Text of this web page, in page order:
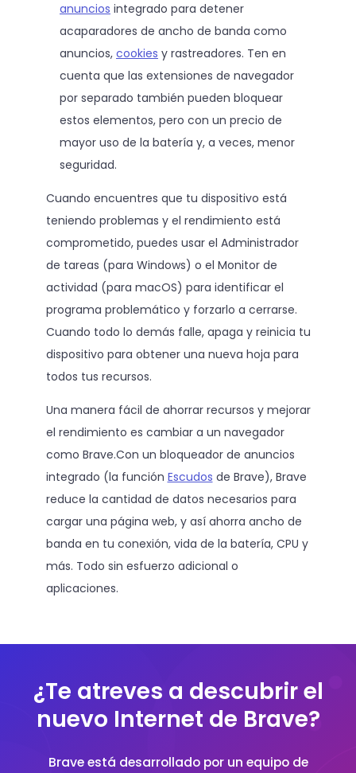
anuncios integrado para detener
acaparadores de ancho de banda como
anuncios, cookies y rastreadores. Ten en
cuenta que las extensiones de navegador
por separado también pueden bloquear
estos elementos, pero con un precio de
mayor uso de la batería y, a veces, menor
seguridad.
Cuando encuentres que tu dispositivo está
teniendo problemas y el rendimiento está
comprometido, puedes usar el Administrador
de tareas (para Windows) o el Monitor de
actividad (para macOS) para identificar el
programa problemático y forzarlo a cerrarse.
Cuando todo lo demás falle, apaga y reinicia tu
dispositivo para obtener una nueva hoja para
todos tus recursos.
Una manera fácil de ahorrar recursos y mejorar
el rendimiento es cambiar a un navegador
como Brave.Con un bloqueador de anuncios
integrado (la función Escudos de Brave), Brave
reduce la cantidad de datos necesarios para
cargar una página web, y así ahorra ancho de
banda en tu conexión, vida de la batería, CPU y
más. Todo sin esfuerzo adicional o
aplicaciones.
¿Te atreves a descubrir el
nuevo Internet de Brave?
Brave está desarrollado por un equipo de